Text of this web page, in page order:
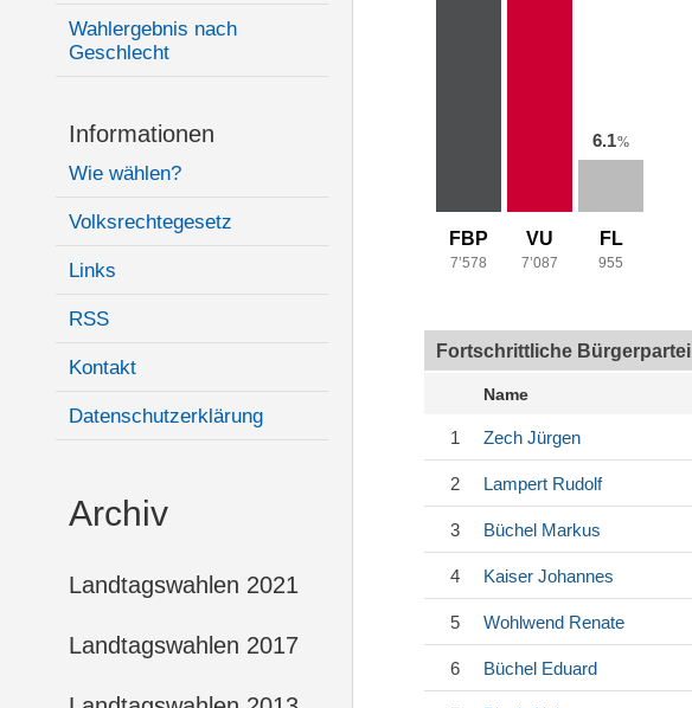
Wahlergebnis nach
Geschlecht
Informationen
Wie wählen?
Volksrechtegesetz
Links
RSS
Kontakt
Datenschutzerklärung
Archiv
Landtagswahlen 2021
Landtagswahlen 2017
FBP
7’578
VU
7’087
6.1%
FL
955
Fortschrittliche Bürgerpartei
Name
1 Zech Jürgen
2 Lampert Rudolf
3 Büchel Markus
4 Kaiser Johannes
5 Wohlwend Renate
6 Büchel Eduard